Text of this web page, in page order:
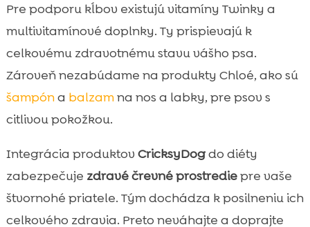
Pre podporu kĺbov existujú vitamíny Twinky a
multivitamínové doplnky. Ty prispievajú k
celkovému zdravotnému stavu vášho psa.
Zároveň nezabúdame na produkty Chloé, ako sú
šampóna balzamna nos a labky, pre psov s
citlivou pokožkou.
Integrácia produktov CricksyDogdo diéty
zabezpečuje zdravé črevné prostrediepre vaše
štvornohé priatele. Tým dochádza k posilneniu ich
celkového zdravia. Preto neváhajte a doprajte